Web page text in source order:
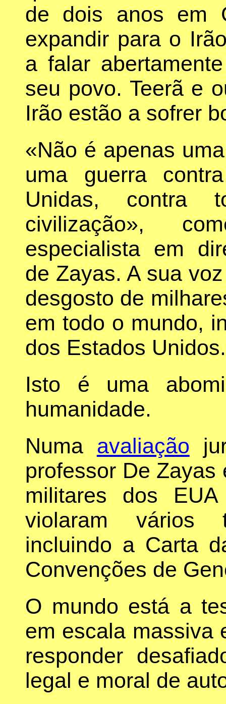
de dois anos em
expandir para o
a falar
seu povo. Teerã e
Irão estão a sofrer
«Não é apenas
uma guerra
Unidas, contra
civilização»,
especialista em
de Zayas. A sua
desgosto de
em todo o mundo,
dos Estados Unidos.
Isto é uma
humanidade.
Numa avaliação
professor De Zayas
militares dos
violaram vários
incluindo a Carta
Convenções de
O mundo está a
em escala massiva
responder
legal e moral de